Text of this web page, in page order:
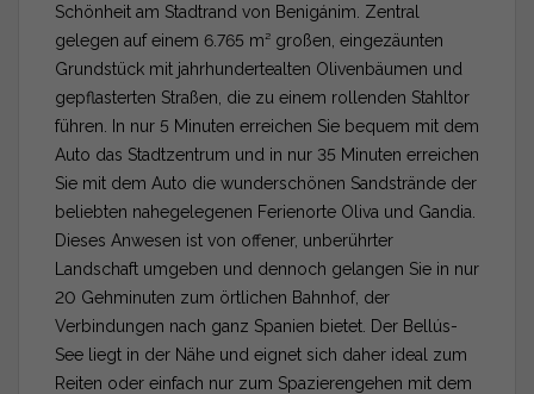
Schönheit am Stadtrand von Benigánim. Zentral
gelegen auf einem 6.765 m² großen, eingezäunten
Grundstück mit jahrhundertealten Olivenbäumen und
gepflasterten Straßen, die zu einem rollenden Stahltor
führen. In nur 5 Minuten erreichen Sie bequem mit dem
Auto das Stadtzentrum und in nur 35 Minuten erreichen
Sie mit dem Auto die wunderschönen Sandstrände der
beliebten nahegelegenen Ferienorte Oliva und Gandia.
Dieses Anwesen ist von offener, unberührter
Landschaft umgeben und dennoch gelangen Sie in nur
20 Gehminuten zum örtlichen Bahnhof, der
Verbindungen nach ganz Spanien bietet. Der Bellús-
See liegt in der Nähe und eignet sich daher ideal zum
Reiten oder einfach nur zum Spazierengehen mit dem